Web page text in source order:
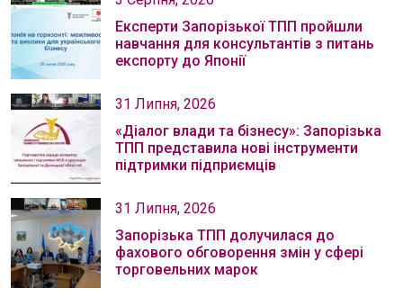
Експерти Запорізької ТПП пройшли
навчання для консультантів з питань
експорту до Японії
31 Липня, 2026
«Діалог влади та бізнесу»: Запорізька
ТПП представила нові інструменти
підтримки підприємців
31 Липня, 2026
Запорізька ТПП долучилася до
фахового обговорення змін у сфері
торговельних марок